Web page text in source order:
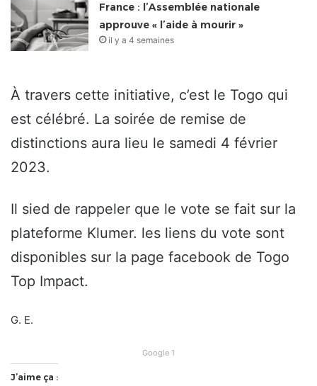
France : l’Assemblée nationale
approuve « l’aide à mourir »
il y a 4 semaines
À travers cette initiative, c’est le Togo qui
est célébré. La soirée de remise de
distinctions aura lieu le samedi 4 février
2023.
Il sied de rappeler que le vote se fait sur la
plateforme Klumer. les liens du vote sont
disponibles sur la page facebook de Togo
Top Impact.
G. E.
Google 1
J’aime ça :